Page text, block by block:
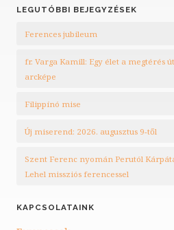
LEGUTÓBBI BEJEGYZÉSEK
Ferences jubileum
fr. Varga Kamill: Egy élet a megtérés
arcképe
Filippínó mise
Új miserend: 2026. augusztus 9-től
Szent Ferenc nyomán Perutól
Lehel missziós ferencessel
KAPCSOLATAINK